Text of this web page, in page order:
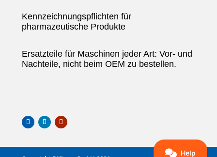
Kennzeichnungspflichten für
pharmazeutische Produkte
Ersatzteile für Maschinen jeder Art: Vor- und
Nachteile, nicht beim OEM zu bestellen.